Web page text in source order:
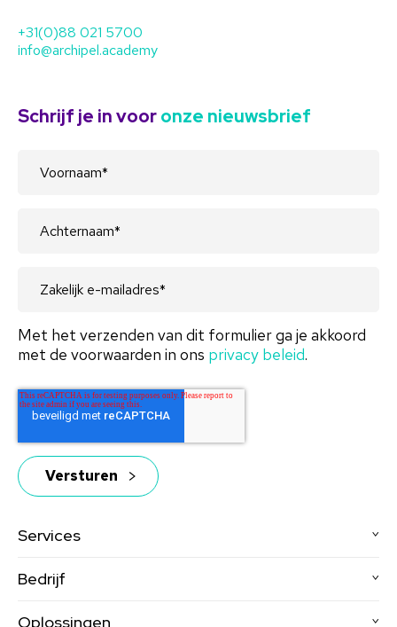
+31(0)88 021 5700
info@archipel.academy
Schrijf je in vooronze nieuwsbrief
Met het verzenden van dit formulier ga je akkoord
met de voorwaarden in ons privacy beleid.
Services
Bedrijf
Oplossingen